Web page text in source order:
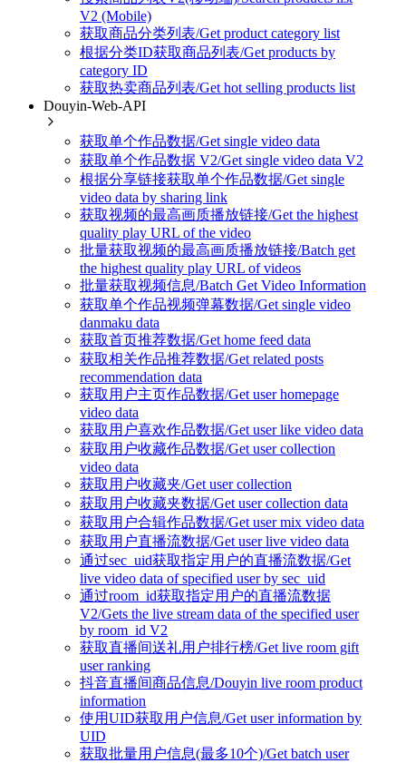
V2 (Mobile)
获取商品分类列表/Get product category list
根据分类ID获取商品列表/Get products by
category ID
获取热卖商品列表/Get hot selling products list
Douyin-Web-API
获取单个作品数据/Get single video data
获取单个作品数据 V2/Get single video data V2
根据分享链接获取单个作品数据/Get single
video data by sharing link
获取视频的最高画质播放链接/Get the highest
quality play URL of the video
批量获取视频的最高画质播放链接/Batch get
the highest quality play URL of videos
批量获取视频信息/Batch Get Video Information
获取单个作品视频弹幕数据/Get single video
danmaku data
获取首页推荐数据/Get home feed data
获取相关作品推荐数据/Get related posts
recommendation data
获取用户主页作品数据/Get user homepage
video data
获取用户喜欢作品数据/Get user like video data
获取用户收藏作品数据/Get user collection
video data
获取用户收藏夹/Get user collection
获取用户收藏夹数据/Get user collection data
获取用户合辑作品数据/Get user mix video data
获取用户直播流数据/Get user live video data
通过sec_uid获取指定用户的直播流数据/Get
live video data of specified user by sec_uid
通过room_id获取指定用户的直播流数据
V2/Gets the live stream data of the specified user
by room_id V2
获取直播间送礼用户排行榜/Get live room gift
user ranking
抖音直播间商品信息/Douyin live room product
information
使用UID获取用户信息/Get user information by
UID
获取批量用户信息(最多10个)/Get batch user